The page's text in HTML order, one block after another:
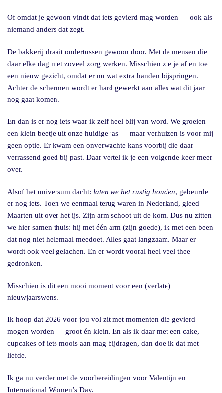
Of omdat je gewoon vindt dat iets gevierd mag worden — ook als
niemand anders dat zegt.
De bakkerij draait ondertussen gewoon door. Met de mensen die
daar elke dag met zoveel zorg werken. Misschien zie je af en toe
een nieuw gezicht, omdat er nu wat extra handen bijspringen.
Achter de schermen wordt er hard gewerkt aan alles wat dit jaar
nog gaat komen.
En dan is er nog iets waar ik zelf heel blij van word. We groeien
een klein beetje uit onze huidige jas — maar verhuizen is voor mij
geen optie. Er kwam een onverwachte kans voorbij die daar
verrassend goed bij past. Daar vertel ik je een volgende keer meer
over.
Alsof het universum dacht: laten we het rustig houden, gebeurde
er nog iets. Toen we eenmaal terug waren in Nederland, gleed
Maarten uit over het ijs. Zijn arm schoot uit de kom. Dus nu zitten
we hier samen thuis: hij met één arm (zijn goede), ik met een been
dat nog niet helemaal meedoet. Alles gaat langzaam. Maar er
wordt ook veel gelachen. En er wordt vooral heel veel thee
gedronken.
Misschien is dit een mooi moment voor een (verlate)
nieuwjaarswens.
Ik hoop dat 2026 voor jou vol zit met momenten die gevierd
mogen worden — groot én klein. En als ik daar met een cake,
cupcakes of iets moois aan mag bijdragen, dan doe ik dat met
liefde.
Ik ga nu verder met de voorbereidingen voor Valentijn en
International Women’s Day.